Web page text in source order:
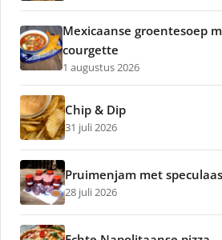
Mexicaanse groentesoep
courgette
1 augustus 2026
Chip & Dip
31 juli 2026
Pruimenjam met
28 juli 2026